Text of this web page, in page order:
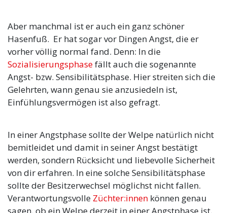
Aber manchmal ist er auch ein ganz schöner
Hasenfuß. Er hat sogar vor Dingen Angst, die er
vorher völlig normal fand. Denn: In die
Sozialisierungsphasefällt auch die sogenannte
Angst- bzw. Sensibilitätsphase. Hier streiten sich die
Gelehrten, wann genau sie anzusiedeln ist,
Einfühlungsvermögen ist also gefragt.
In einer Angstphase sollte der Welpe natürlich nicht
bemitleidet und damit in seiner Angst bestätigt
werden, sondern Rücksicht und liebevolle Sicherheit
von dir erfahren. In eine solche Sensibilitätsphase
sollte der Besitzerwechsel möglichst nicht fallen.
Verantwortungsvolle Züchter:innen können genau
sagen, ob ein Welpe derzeit in einer Angstphase ist,